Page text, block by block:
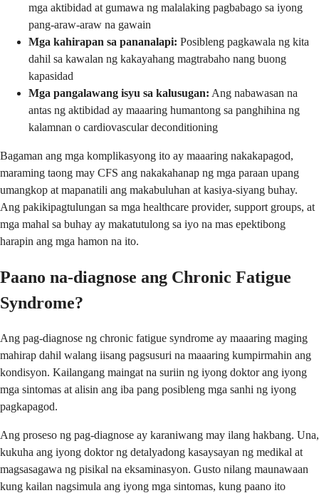
mga aktibidad at gumawa ng malalaking pagbabago sa iyong
pang-araw-araw na gawain
Mga kahirapan sa pananalapi: Posibleng pagkawala ng kita
dahil sa kawalan ng kakayahang magtrabaho nang buong
kapasidad
Mga pangalawang isyu sa kalusugan: Ang nabawasan na
antas ng aktibidad ay maaaring humantong sa panghihina ng
kalamnan o cardiovascular deconditioning
Bagaman ang mga komplikasyong ito ay maaaring nakakapagod,
maraming taong may CFS ang nakakahanap ng mga paraan upang
umangkop at mapanatili ang makabuluhan at kasiya-siyang buhay.
Ang pakikipagtulungan sa mga healthcare provider, support groups, at
mga mahal sa buhay ay makatutulong sa iyo na mas epektibong
harapin ang mga hamon na ito.
Paano na-diagnose ang Chronic Fatigue
Syndrome?
Ang pag-diagnose ng chronic fatigue syndrome ay maaaring maging
mahirap dahil walang iisang pagsusuri na maaaring kumpirmahin ang
kondisyon. Kailangang maingat na suriin ng iyong doktor ang iyong
mga sintomas at alisin ang iba pang posibleng mga sanhi ng iyong
pagkapagod.
Ang proseso ng pag-diagnose ay karaniwang may ilang hakbang. Una,
kukuha ang iyong doktor ng detalyadong kasaysayan ng medikal at
magsasagawa ng pisikal na eksaminasyon. Gusto nilang maunawaan
kung kailan nagsimula ang iyong mga sintomas, kung paano ito